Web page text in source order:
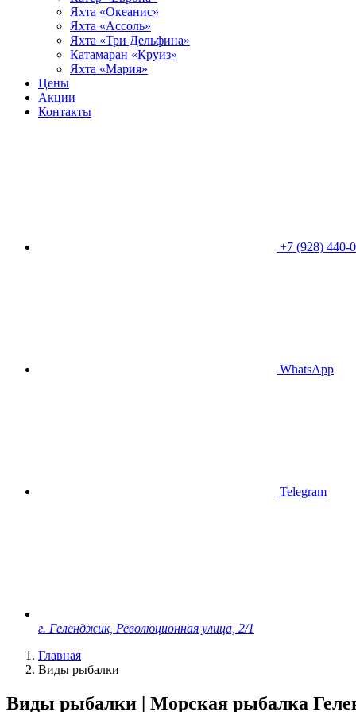
Яхта «Океанис»
Яхта «Ассоль»
Яхта «Три Дельфина»
Катамаран «Круиз»
Яхта «Мария»
Цены
Акции
Контакты
+7 (928) 440-
WhatsApp
Telegram
г. Геленджик, Революционная улица, 2/1
Главная
Виды рыбалки
Виды рыбалки | Морская рыбалка